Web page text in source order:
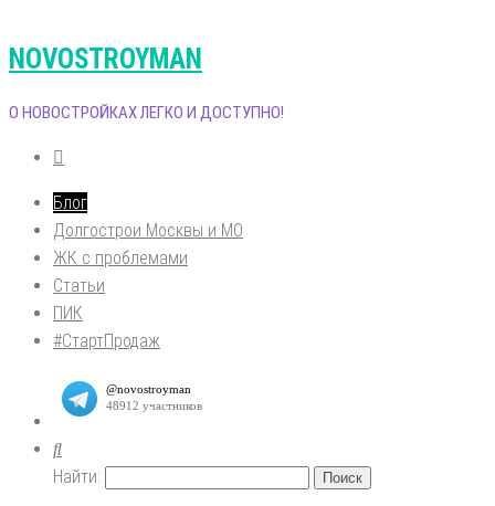
NOVOSTROYMAN
О НОВОСТРОЙКАХ ЛЕГКО И ДОСТУПНО!
Блог
Долгострои Москвы и МО
ЖК с проблемами
Статьи
ПИК
#СтартПродаж
Найти: